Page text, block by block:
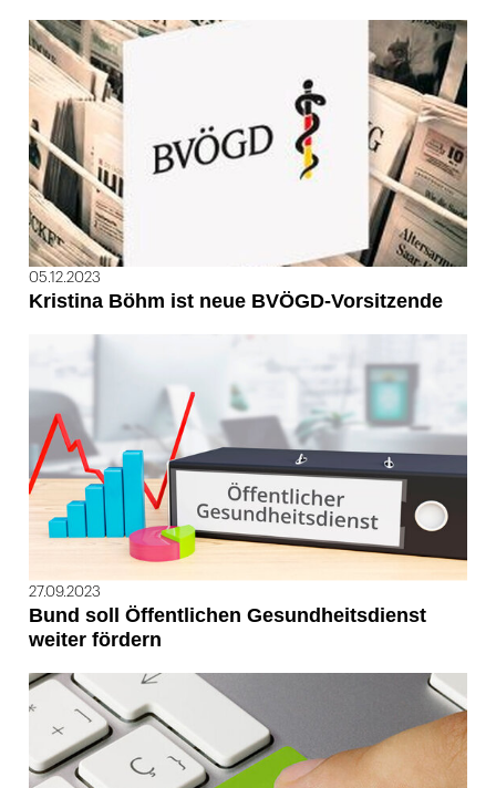
05.12.2023
Kristina Böhm ist neue BVÖGD-Vorsitzende
27.09.2023
Bund soll Öffentlichen Gesundheitsdienst
weiter fördern